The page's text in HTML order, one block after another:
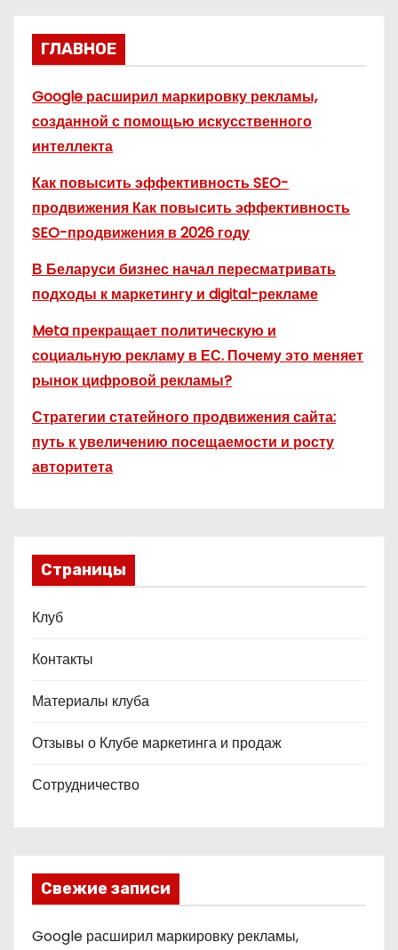
ГЛАВНОЕ
Google расширил маркировку рекламы,
созданной с помощью искусственного
интеллекта
Как повысить эффективность SEO-
продвижения Как повысить эффективность
SEO-продвижения в 2026 году
В Беларуси бизнес начал пересматривать
подходы к маркетингу и digital-рекламе
Meta прекращает политическую и
социальную рекламу в ЕС. Почему это меняет
рынок цифровой рекламы?
Стратегии статейного продвижения сайта:
путь к увеличению посещаемости и росту
авторитета
Страницы
Клуб
Контакты
Материалы клуба
Отзывы о Клубе маркетинга и продаж
Сотрудничество
Свежие записи
Google расширил маркировку рекламы,